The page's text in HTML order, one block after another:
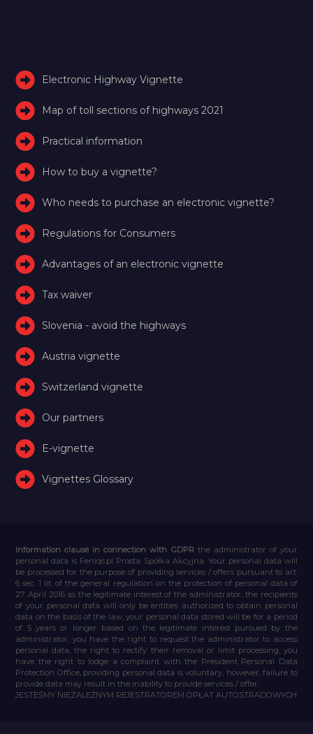
Electronic Highway Vignette
Map of toll sections of highways 2021
Practical information
How to buy a vignette?
Who needs to purchase an electronic vignette?
Regulations for Consumers
Advantages of an electronic vignette
Tax waiver
Slovenia - avoid the highways
Austria vignette
Switzerland vignette
Our partners
E-vignette
Vignettes Glossary
Information clause in connection with GDPR the administrator of your
personal data is Feniqs.pl Prosta Spółka Akcyjna. Your personal data will
be processed for the purpose of providing services / offers pursuant to art.
6 sec. 1 lit. of the general regulation on the protection of personal data of
27 April 2016 as the legitimate interest of the administrator, the recipients
of your personal data will only be entities authorized to obtain personal
data on the basis of the law, your personal data stored will be for a period
of 5 years or longer based on the legitimate interest pursued by the
administrator, you have the right to request the administrator to access
personal data, the right to rectify their removal or limit processing, you
have the right to lodge a complaint with the President Personal Data
Protection Office, providing personal data is voluntary, however, failure to
provide data may result in the inability to provide services / offer.
JESTEŚMY NIEZALEŻNYM REJESTRATOREM OPŁAT AUTOSTRADOWYCH